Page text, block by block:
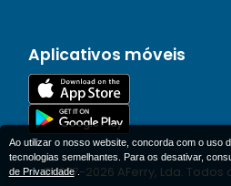
Aplicativos móveis
© 1977-2026 AFerry, Lda.
Ao utilizar o nosso website, concorda com o uso
tecnologias semelhantes. Para os desativar,
de Privacidade.